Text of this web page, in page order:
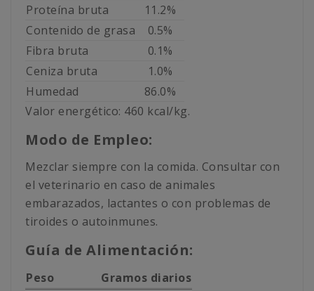
Proteína bruta
11.2%
Contenido de grasa
0.5%
Fibra bruta
0.1%
Ceniza bruta
1.0%
Humedad
86.0%
Valor energético: 460 kcal/kg.
Modo de Empleo:
Mezclar siempre con la comida. Consultar con
el veterinario en caso de animales
embarazados, lactantes o con problemas de
tiroides o autoinmunes.
Guía de Alimentación:
Peso
Gramos diarios